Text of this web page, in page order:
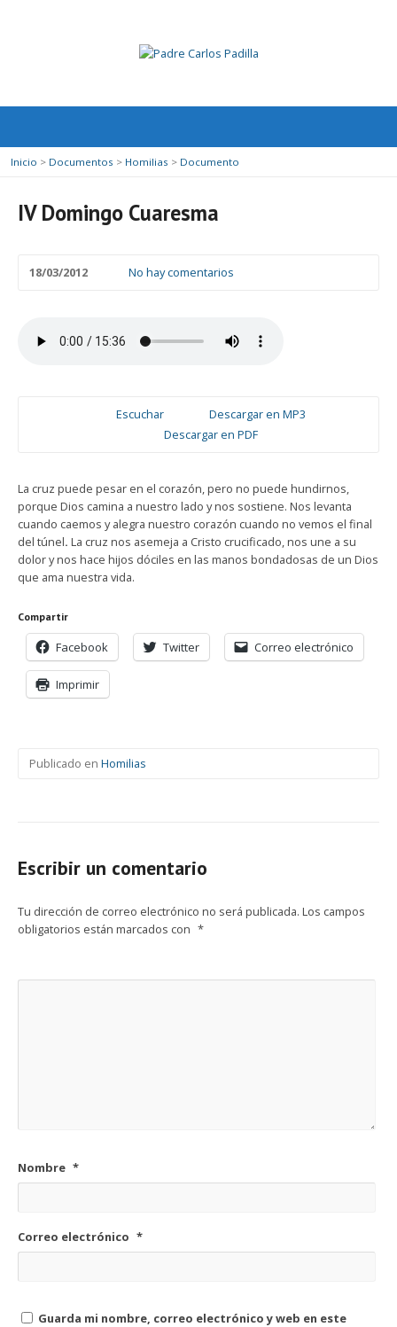
Inicio > Documentos > Homilias > Documento
IV Domingo Cuaresma
18/03/2012 No hay comentarios
Escuchar
Descargar en MP3
Descargar en PDF
La cruz puede pesar en el corazón, pero no puede hundirnos,
porque Dios camina a nuestro lado y nos sostiene. Nos levanta
cuando caemos y alegra nuestro corazón cuando no vemos el final
del túnel. La cruz nos asemeja a Cristo crucificado, nos une a su
dolor y nos hace hijos dóciles en las manos bondadosas de un Dios
que ama nuestra vida.
Compartir
Facebook Twitter Correo electrónico
Imprimir
Publicado en Homilias
Escribir un comentario
Tu dirección de correo electrónico no será publicada. Los campos
obligatorios están marcados con *
Nombre *
Correo electrónico *
Guarda mi nombre, correo electrónico y web en este